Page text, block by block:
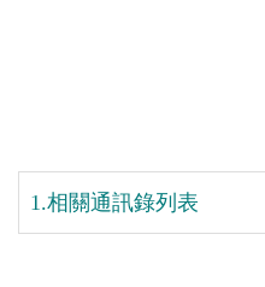
1.相關通訊錄列表